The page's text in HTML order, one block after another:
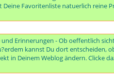
Favoritenliste natuerlich reine
Erinnerungen - Ob oeffentlich
kannst Du dort entscheiden,
in Deinem Weblog ändern. Clicke